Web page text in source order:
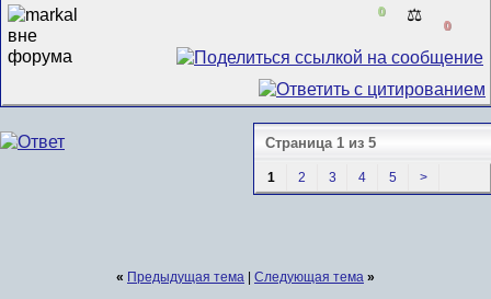
0 ⚖️
0
Страница 1 из 5
1 2 3 4 5 >
« Предыдущая тема Следующая тема »